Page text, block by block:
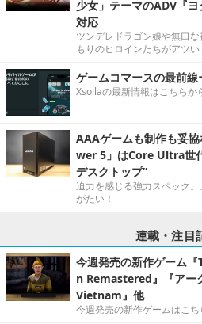
少女」テーマのADV『
対応
ツンデレドラゴン娘や無口
もりのヒロインたちがアツい
ゲームコマースの最前
Xsollaの最新情報はこちらか
AAAゲームも制作も妥
wer 5」はCore Ultra世
デスクトップ”
迫力を感じる強力スペック
がたい！
連載・注目
今週発売の新作ゲーム
n Remastered』『アー
Vietnam』他
今週発売の新作ゲームはこち